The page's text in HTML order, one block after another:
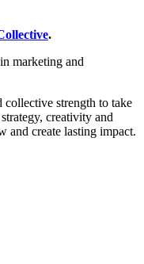
.
marketing and
collective strength to take
creativity and
and create lasting impact.